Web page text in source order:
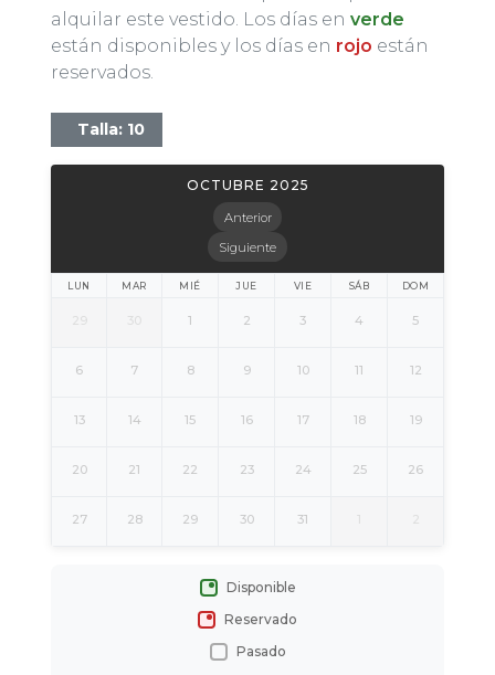
alquilar este vestido. Los días en verde
están disponibles y los días en rojo están
reservados.
Talla: 10
Anterior
OCTUBRE 2025
Siguiente
LUN MAR MIÉ JUE VIE SÁB DOM
29 30 1 2 3 4 5
6 7 8 9 10 11 12
13 14 15 16 17 18 19
20 21 22 23 24 25 26
27 28 29 30 31 1 2
Disponible
Reservado
Pasado